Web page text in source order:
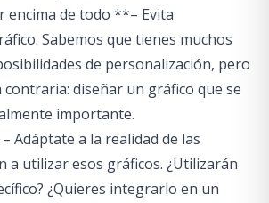
encima de todo **– Evita
Sabemos que tienes muchos
de personalización, pero
contraria: diseñar un gráfico que se
importante.
– Adáptate a la realidad de las
a utilizar esos gráficos. ¿Utilizarán
¿Quieres integrarlo en un